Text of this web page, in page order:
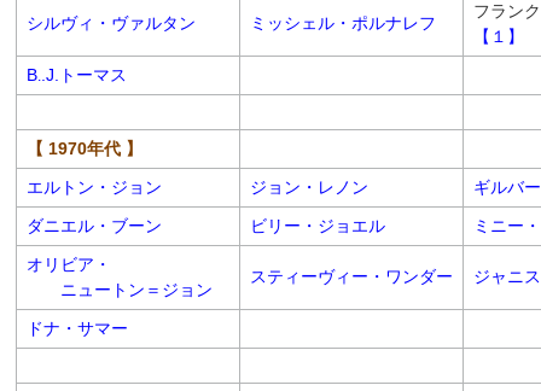
シルヴィ・ヴァルタン ミッシェル・ポルナレフ
フラン
【１】
B. .J.トーマス
【 1970年代 】
エルトン・ジョン
ジョン・レノン
ギルバ
ダニエル・ブーン
ビリー・ジョエル
ミニー
オリビア・
ニュートン＝ジョン
スティーヴィー・ワンダー ジャニ
ドナ・サマー